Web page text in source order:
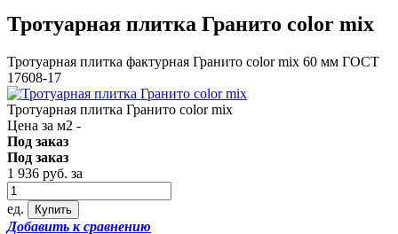
Тротуарная плитка Гранито color mix
Тротуарная плитка фактурная Гранито color mix 60 мм ГОСТ
17608-17
Тротуарная плитка Гранито color mix
Цена за м2 -
Под заказ
Под заказ
1 936 руб. за
ед.
Добавить к сравнению